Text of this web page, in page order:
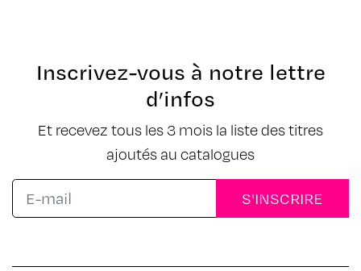
Inscrivez-vous à notre lettre
d’infos
Et recevez tous les 3 mois la liste des titres
ajoutés au catalogues